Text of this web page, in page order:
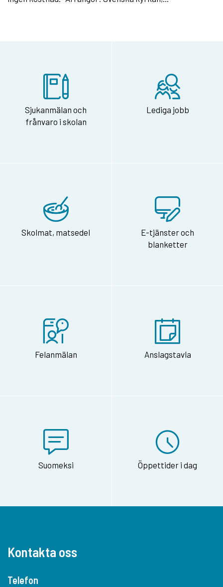
Sjukanmälan och
frånvaro i skolan
Lediga jobb
Skolmat, matsedel
E-tjänster och
blanketter
Felanmälan Anslagstavla
Suomeksi Öppettider i dag
Kontakta oss
Telefon